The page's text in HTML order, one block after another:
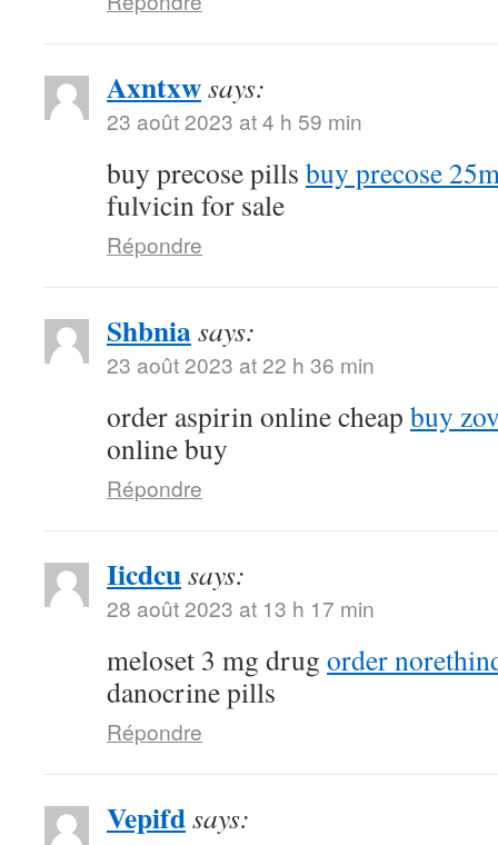
Axntxwsays:
23 août 2023 at 4 h 59 min
buy precose pills buy precose
fulvicin for sale
Répondre
Shbniasays:
23 août 2023 at 22 h 36 min
order aspirin online cheap buy
online buy
Répondre
Iicdcusays:
28 août 2023 at 13 h 17 min
meloset 3 mg drug order
danocrine pills
Répondre
Vepifdsays: